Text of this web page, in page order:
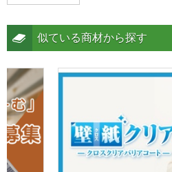
似ている商材から探す